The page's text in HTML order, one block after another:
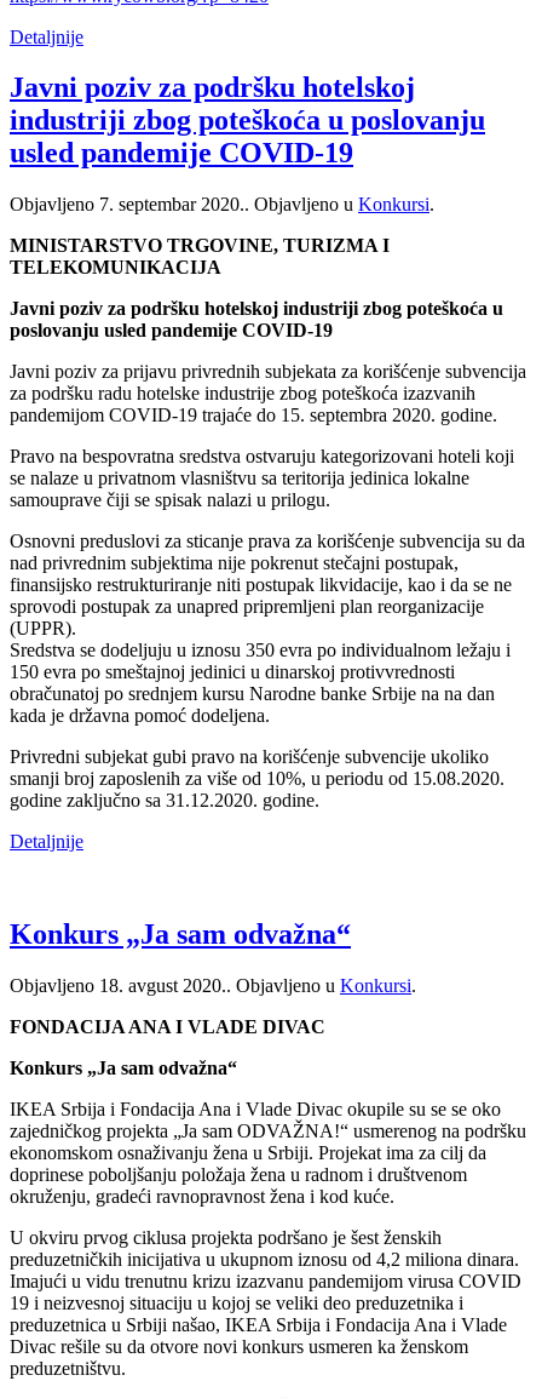
Detaljnije
Javni poziv za podršku hotelskoj
industriji zbog poteškoća u poslovanju
usled pandemije COVID-19
Objavljeno 7. septembar 2020.. Objavljeno u Konkursi.
MINISTARSTVO TRGOVINE, TURIZMA I
TELEKOMUNIKACIJA
Javni poziv za podršku hotelskoj industriji zbog poteškoća u
poslovanju usled pandemije COVID-19
Javni poziv za prijavu privrednih subjekata za korišćenje subvencija
za podršku radu hotelske industrije zbog poteškoća izazvanih
pandemijom COVID-19 trajaće do 15. septembra 2020. godine.
Pravo na bespovratna sredstva ostvaruju kategorizovani hoteli koji
se nalaze u privatnom vlasništvu sa teritorija jedinica lokalne
samouprave čiji se spisak nalazi u prilogu.
Osnovni preduslovi za sticanje prava za korišćenje subvencija su da
nad privrednim subjektima nije pokrenut stečajni postupak,
finansijsko restrukturiranje niti postupak likvidacije, kao i da se ne
sprovodi postupak za unapred pripremljeni plan reorganizacije
(UPPR).
Sredstva se dodeljuju u iznosu 350 evra po individualnom ležaju i
150 evra po smeštajnoj jedinici u dinarskoj protivvrednosti
obračunatoj po srednjem kursu Narodne banke Srbije na na dan
kada je državna pomoć dodeljena.
Privredni subjekat gubi pravo na korišćenje subvencije ukoliko
smanji broj zaposlenih za više od 10%, u periodu od 15.08.2020.
godine zaključno sa 31.12.2020. godine.
Detaljnije
Konkurs „Ja sam odvažna“
Objavljeno 18. avgust 2020.. Objavljeno u Konkursi.
FONDACIJA ANA I VLADE DIVAC
Konkurs „Ja sam odvažna“
IKEA Srbija i Fondacija Ana i Vlade Divac okupile su se se oko
zajedničkog projekta „Ja sam ODVAŽNA!“ usmerenog na podršku
ekonomskom osnaživanju žena u Srbiji. Projekat ima za cilj da
doprinese poboljšanju položaja žena u radnom i društvenom
okruženju, gradeći ravnopravnost žena i kod kuće.
U okviru prvog ciklusa projekta podršano je šest ženskih
preduzetničkih inicijativa u ukupnom iznosu od 4,2 miliona dinara.
Imajući u vidu trenutnu krizu izazvanu pandemijom virusa COVID
19 i neizvesnoj situaciju u kojoj se veliki deo preduzetnika i
preduzetnica u Srbiji našao, IKEA Srbija i Fondacija Ana i Vlade
Divac rešile su da otvore novi konkurs usmeren ka ženskom
preduzetništvu.